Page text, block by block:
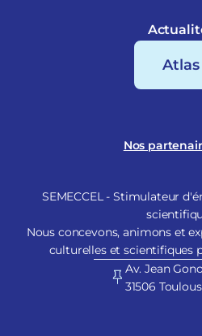
Atlas
Nos
SEMECCEL - Stimulateur
Nous concevons, animons et
culturelles et scientifiques
Av. Jean
31506